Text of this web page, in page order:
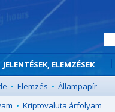
JELENTÉSEK, ELEMZÉSEK
• Elemzés • Állampapír
• Kriptovaluta árfolyam